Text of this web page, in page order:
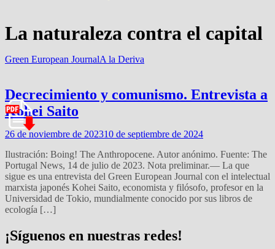
La naturaleza contra el capital
Green European JournalA la Deriva
Decrecimiento y comunismo. Entrevista a
Kohei Saito
26 de noviembre de 202310 de septiembre de 2024
Ilustración: Boing! The Anthropocene. Autor anónimo. Fuente: The
Portugal News, 14 de julio de 2023. Nota preliminar.— La que
sigue es una entrevista del Green European Journal con el intelectual
marxista japonés Kohei Saito, economista y filósofo, profesor en la
Universidad de Tokio, mundialmente conocido por sus libros de
ecología […]
¡Síguenos en nuestras redes!